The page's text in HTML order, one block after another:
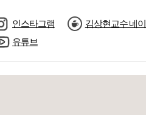
인스타그램
김상현교수 네
유튜브